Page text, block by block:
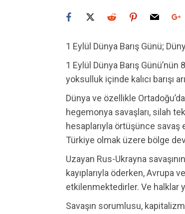
1 Eylül Dünya Barış Günü;
1 Eylül Dünya Barış Günü’nün
yoksulluk içinde kalıcı barışı
Dünya ve özellikle
hegemonya savaşları, silah
hesaplarıyla örtüşünce
Türkiye olmak üzere bölge
Uzayan Rus-Ukrayna
kayıplarıyla öderken, Avrupa
etkilenmektedirler. Ve halklar
Savaşın sorumlusu,